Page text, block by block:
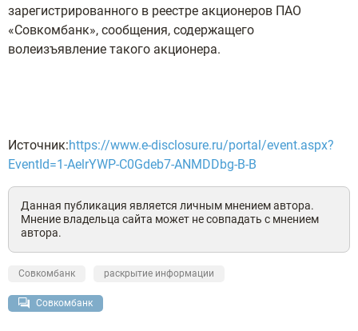
зарегистрированного в реестре акционеров ПАО
«Совкомбанк», сообщения, содержащего
волеизъявление такого акционера.
Источник:https://www.e-disclosure.ru/portal/event.aspx?
EventId=1-AelrYWP-C0Gdeb7-ANMDDbg-B-B
Данная публикация является личным мнением автора.
Мнение владельца сайта может не совпадать с мнением
автора.
Совкомбанк раскрытие информации
Совкомбанк